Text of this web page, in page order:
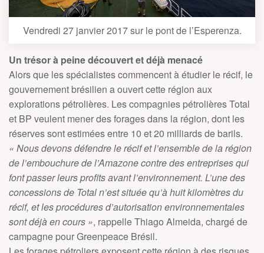
Vendredi 27 janvier 2017 sur le pont de l’Esperenza.
Un trésor à peine découvert et déjà menacé
Alors que les spécialistes commencent à étudier le récif, le
gouvernement brésilien a ouvert cette région aux
explorations pétrolières. Les compagnies pétrolières Total
et BP veulent mener des forages dans la région, dont les
réserves sont estimées entre 10 et 20 milliards de barils.
« Nous devons défendre le récif et l’ensemble de la région
de l’embouchure de l’Amazone contre des entreprises qui
font passer leurs profits avant l’environnement. L’une des
concessions de Total n’est située qu’à huit kilomètres du
récif, et les procédures d’autorisation environnementales
sont déjà en cours », rappelle Thiago Almeida, chargé de
campagne pour Greenpeace Brésil.